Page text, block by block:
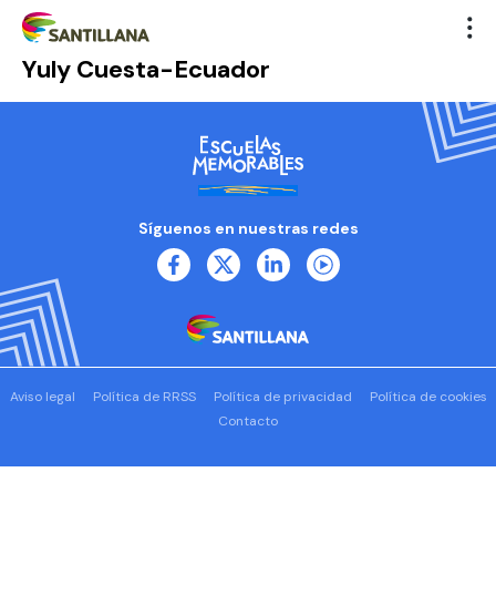
Yuly Cuesta-Ecuador
Síguenos en nuestras redes
Aviso legal Política de RRSS Política de privacidad
Política de cookies
Contacto